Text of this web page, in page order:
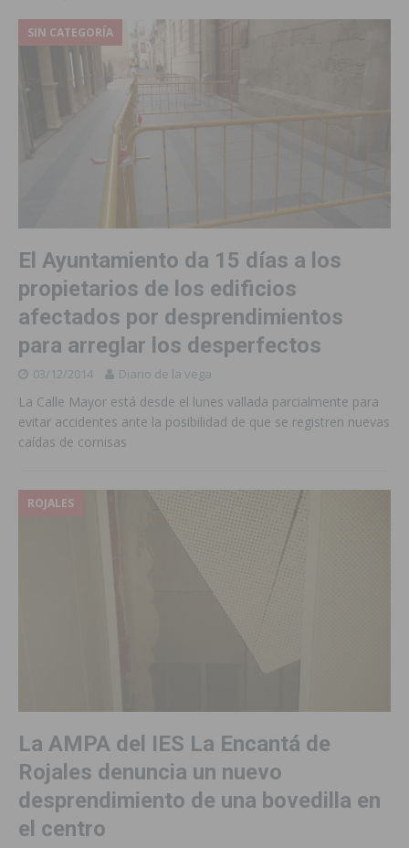
SIN CATEGORÍA
El Ayuntamiento da 15 días a los
propietarios de los edificios
afectados por desprendimientos
para arreglar los desperfectos
03/12/2014 Diario de la vega
La Calle Mayor está desde el lunes vallada parcialmente para
evitar accidentes ante la posibilidad de que se registren nuevas
caídas de cornisas
ROJALES
La AMPA del IES La Encantá de
Rojales denuncia un nuevo
desprendimiento de una bovedilla en
el centro